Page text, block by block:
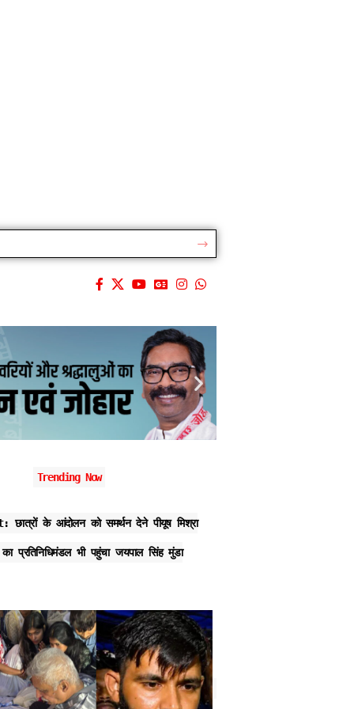
Trending Now
छात्रों के आंदोलन को समर्थन देने पीयूष मिश्रा
प्रतिनिधिमंडल भी पहुंचा जयपाल सिंह मुंडा